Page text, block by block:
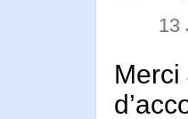
13
Merci